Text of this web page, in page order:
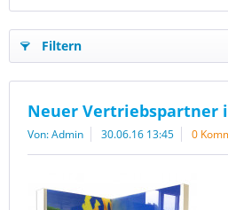
Filtern
Neuer Vertriebspartner
Von: Admin 30.06.16 13:45 0